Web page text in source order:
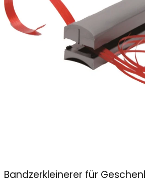
Bandzerkleinerer für